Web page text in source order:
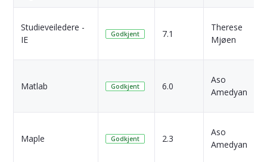
Studieveiledere -
IE
Godkjent 7.1
Therese
Mjøen
Matlab Godkjent 6.0
Aso
Amedyan
Maple Godkjent 2.3
Aso
Amedyan